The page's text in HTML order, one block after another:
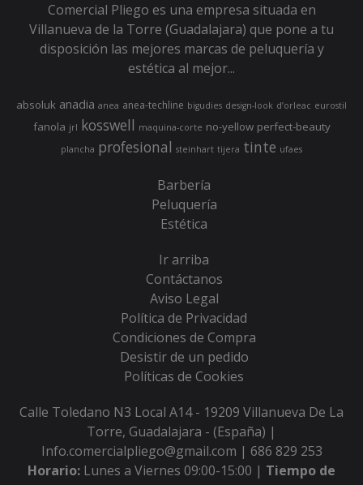
Comercial Pliego es una empresa situada en
Villanueva de la Torre (Guadalajara) que pone a tu
disposición las mejores marcas de peluquería y
estética al mejor...
absoluk anadia anea anea-techline bigudies design-look d’orleac eurostil
fanola jrl kosswell maquina-corte no-yellow perfect-beauty
plancha profesional steinhart tijera tinte ufaes
Barbería
Peluquería
Estética
Ir arriba
Contáctanos
Aviso Legal
Política de Privacidad
Condiciones de Compra
Desistir de un pedido
Políticas de Cookies
Calle Toledano N3 Local A14 - 19209 Villanueva De La
Torre, Guadalajara - (España) |
Info.comercialpliego@gmail.com | 686 829 253
Horario: Lunes a Viernes 09:00-15:00 | Tiempo de